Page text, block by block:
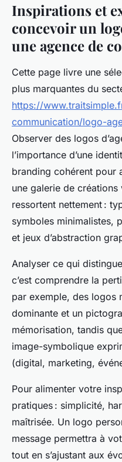
Inspirations et
concevoir un
une agence de
Cette page livre une
plus marquantes du
https://
communication/logo-
Observer des logos
l’importance d’une
branding cohérent pour
une galerie de
ressortent nettement :
symboles minimalistes,
et jeux d’abstraction
Analyser ce qui
c’est comprendre la
par exemple, des logos
dominante et un
mémorisation, tandis
image-symbolique
(digital, marketing,
Pour alimenter votre
pratiques : simplicité,
maîtrisée. Un logo
message permettra à
tout en s’ajustant aux